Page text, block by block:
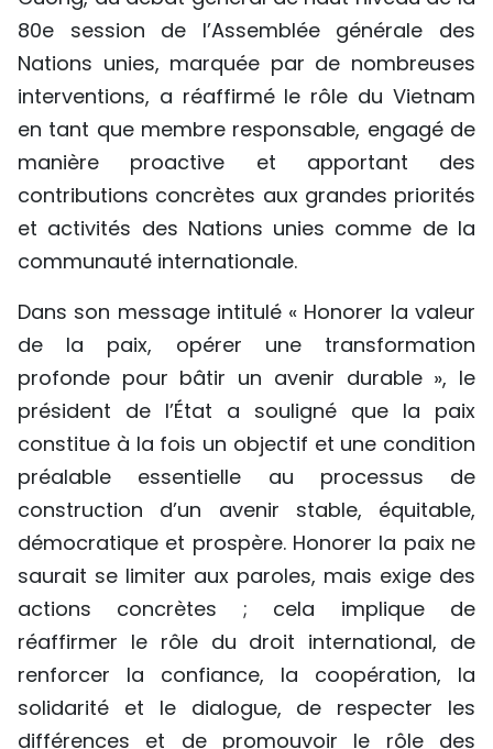
80e session de l’Assemblée générale des
Nations unies, marquée par de nombreuses
interventions, a réaffirmé le rôle du Vietnam
en tant que membre responsable, engagé de
manière proactive et apportant des
contributions concrètes aux grandes priorités
et activités des Nations unies comme de la
communauté internationale.
Dans son message intitulé « Honorer la valeur
de la paix, opérer une transformation
profonde pour bâtir un avenir durable », le
président de l’État a souligné que la paix
constitue à la fois un objectif et une condition
préalable essentielle au processus de
construction d’un avenir stable, équitable,
démocratique et prospère. Honorer la paix ne
saurait se limiter aux paroles, mais exige des
actions concrètes ; cela implique de
réaffirmer le rôle du droit international, de
renforcer la confiance, la coopération, la
solidarité et le dialogue, de respecter les
différences et de promouvoir le rôle des